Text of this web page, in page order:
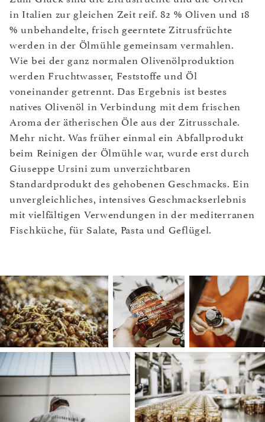
in Italien zur gleichen Zeit reif. 82 % Oliven und 18
% unbehandelte, frisch geerntete Zitrusfrüchte
werden in der Ölmühle gemeinsam vermahlen.
Wie bei der ganz normalen Olivenölproduktion
werden Fruchtwasser, Feststoffe und Öl
voneinander getrennt. Das Ergebnis ist bestes
natives Olivenöl in Verbindung mit dem frischen
Aroma der ätherischen Öle aus der Zitrusschale.
Mehr nicht. Was früher einmal ein Abfallprodukt
beim Reinigen der Ölmühle war, wurde erst durch
Giuseppe Ursini zum unverzichtbaren
Standardprodukt des gehobenen Geschmacks. Ein
unvergleichliches, intensives Geschmackserlebnis
mit vielfältigen Verwendungen in der mediterranen
Fischküche, für Salate, Pasta und Geflügel.